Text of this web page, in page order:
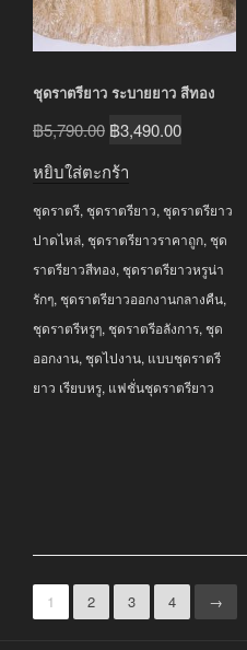
ชุดราตรียาว ระบายยาว สีทอง
฿5,790.00 Original
฿5,790.00.
฿3,490.00Current
฿3,490.00.
หยิบใส่ตะกร้า
ชุดราตรี, ชุดราตรียาว, ชุดราตรียาว
ปาดไหล่, ชุดราตรียาวราคาถูก, ชุด
ราตรียาวสีทอง, ชุดราตรียาวหรูน่า
รักๆ, ชุดราตรียาวออกงานกลางคืน,
ชุดราตรีหรูๆ, ชุดราตรีอลังการ, ชุด
ออกงาน, ชุดไปงาน, แบบชุดราตรี
ยาว เรียบหรู, แฟชั่นชุดราตรียาว
1 2 3 4 →